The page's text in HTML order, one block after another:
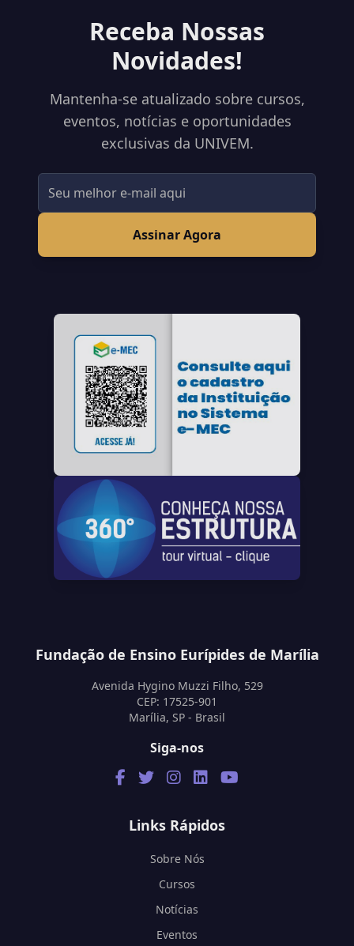
Receba Nossas
Novidades!
Mantenha-se atualizado sobre cursos,
eventos, notícias e oportunidades
exclusivas da UNIVEM.
Assinar Agora
Fundação de Ensino Eurípides de Marília
Avenida Hygino Muzzi Filho, 529
CEP: 17525-901
Marília, SP - Brasil
Siga-nos
Links Rápidos
Sobre Nós
Cursos
Notícias
Eventos